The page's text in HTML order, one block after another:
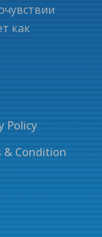
как
Policy
& Condition